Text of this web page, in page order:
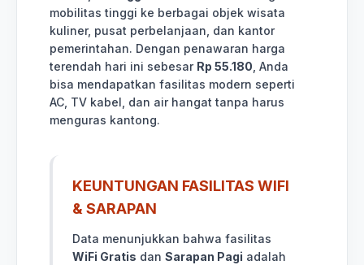
mobilitas tinggi ke berbagai objek wisata
kuliner, pusat perbelanjaan, dan kantor
pemerintahan. Dengan penawaran harga
terendah hari ini sebesar Rp 55.180 , Anda
bisa mendapatkan fasilitas modern seperti
AC, TV kabel, dan air hangat tanpa harus
menguras kantong.
KEUNTUNGAN FASILITAS WIFI
& SARAPAN
Data menunjukkan bahwa fasilitas
WiFi Gratis dan Sarapan Pagi adalah